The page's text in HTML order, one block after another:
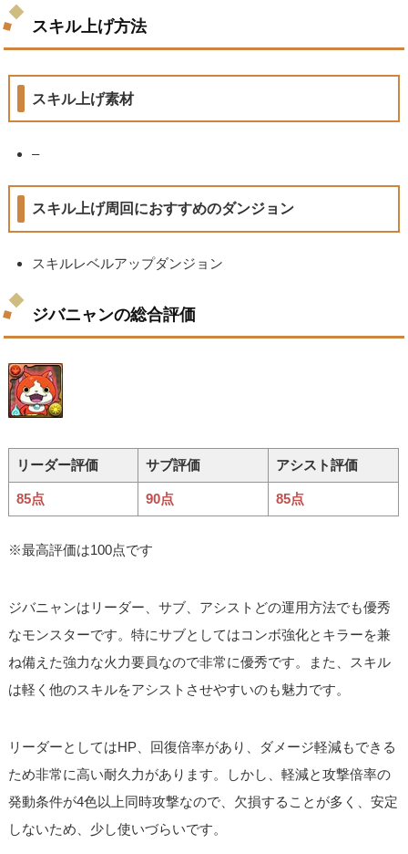
スキル上げ方法
スキル上げ素材
–
スキル上げ周回におすすめのダンジョン
スキルレベルアップダンジョン
ジバニャンの総合評価
リーダー評価 サブ評価 アシスト評価
85点 90点 85点
※最高評価は100点です
ジバニャンはリーダー、サブ、アシストどの運用方法でも優秀
なモンスターです。特にサブとしてはコンボ強化とキラーを兼
ね備えた強力な火力要員なので非常に優秀です。また、スキル
は軽く他のスキルをアシストさせやすいのも魅力です。
リーダーとしてはHP、回復倍率があり、ダメージ軽減もできる
ため非常に高い耐久力があります。しかし、軽減と攻撃倍率の
発動条件が4色以上同時攻撃なので、欠損することが多く、安定
しないため、少し使いづらいです。